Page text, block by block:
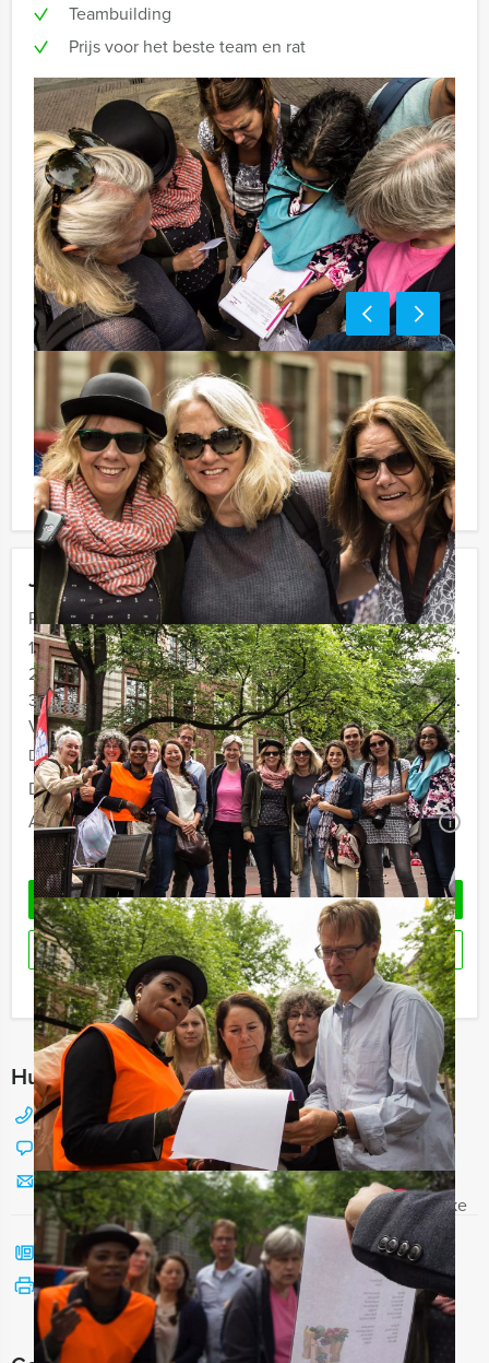
Jouw uitje
Prijs :
12 - 19 personen
€ 29,50 p.p.
20 - 29 personen
€ 27,50 p.p.
30 - 39 personen
€ 24,50 p.p.
Vanaf 40 personen
€ 22,50 p.p.
De prijzen zijn exclusief BTW
Duur:
3 uur en 30 minuten
Aantal:
Minimaal 12 personen i
Geheel vrijblijvend
OFFERTE AANVRAGEN
RESERVEREN
Ik heb een vraag over dit uitje
Hulp nodig bij het kiezen?
088 428 81 17
Chat met Jeroen
Stuur ons een mailtje
Bel mij terug
Bekijk printbare versie
Teambuilding
Prijs voor het beste team en rat
Reservering voor kleinere groepen:
Komt u niet aan het minimale aantal deelnemers voor
dit arrangement? Als u bereid bent voor het minimale
aantal te betalen, kunt u ook gewoon voor minder
personen boeken!